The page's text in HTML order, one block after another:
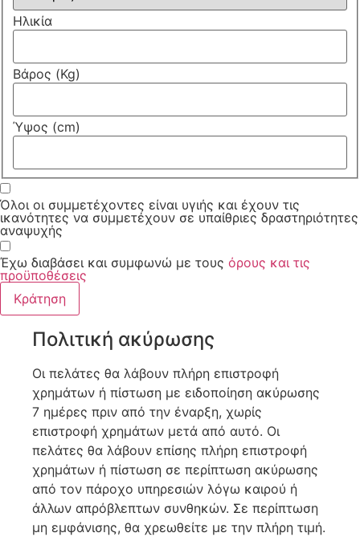
Ηλικία
Βάρος (Kg)
Ύψος (cm)
Όλοι οι συμμετέχοντες είναι υγιής και έχουν τις
ικανότητες να συμμετέχουν σε υπαίθριες δραστηριότητες
αναψυχής
Έχω διαβάσει και συμφωνώ με τους όρους και τις
προϋποθέσεις
Πολιτική ακύρωσης
Οι πελάτες θα λάβουν πλήρη επιστροφή
χρημάτων ή πίστωση με ειδοποίηση ακύρωσης
7 ημέρες πριν από την έναρξη, χωρίς
επιστροφή χρημάτων μετά από αυτό. Οι
πελάτες θα λάβουν επίσης πλήρη επιστροφή
χρημάτων ή πίστωση σε περίπτωση ακύρωσης
από τον πάροχο υπηρεσιών λόγω καιρού ή
άλλων απρόβλεπτων συνθηκών. Σε περίπτωση
μη εμφάνισης, θα χρεωθείτε με την πλήρη τιμή.